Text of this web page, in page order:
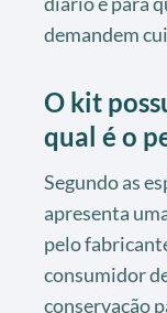
demandem
O kit
qual é o
Segundo as
apresenta
pelo
consumidor
conservação